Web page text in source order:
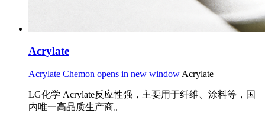
Acrylate
Acrylate Chemon opens in new window Acrylate
LG化学 Acrylate反应性强，主要用于纤维、涂料等，国
内唯一高品质生产商。